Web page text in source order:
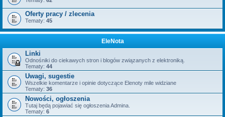
Oferty pracy / zlecenia
Tematy: 45
EleNota
Linki
Odnośniki do ciekawych stron i blogów związanych z elektroniką.
Tematy: 44
Uwagi, sugestie
Wszelkie komentarze i opinie dotyczące Elenoty mile widziane
Tematy: 36
Nowości, ogłoszenia
Tutaj będą pojawiać się ogłoszenia Admina.
Tematy: 6